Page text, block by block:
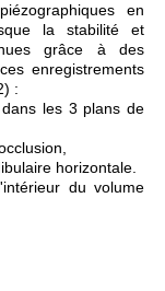
en
la stabilité et
grâce à des
enregistrements
:
les 3 plans de
horizontale.
du volume